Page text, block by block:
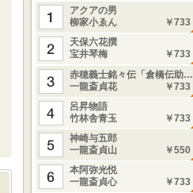
アクアの男
柳家小ゑん
￥733
天保六花撰
宝井琴梅
￥733
赤穂義士銘々伝「倉橋伝助…
一龍斎貞花
￥733
呂昇物語
竹林舎青玉
￥733
神崎与五郎
一龍斎貞山
￥550
本阿弥光悦
一龍斎貞心
￥733